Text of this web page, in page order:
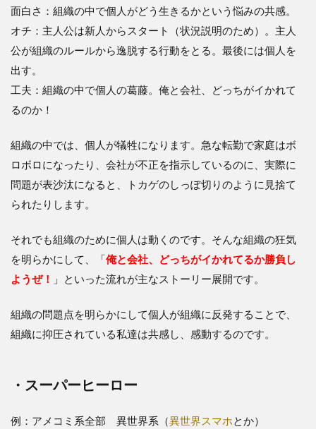
面白さ：組織の中で個人がどう生きるかという悩みの共感。
オチ：主人公は新人からスタート（状況説明のため）。主人
公が組織のルールから逸脱する行動をとる。最後には個人を
出す。
工夫：組織の中で個人の葛藤。俺と会社、どっちがイかれて
るのか！
組織の中では、個人が犠牲になります。急な転勤で家庭はボ
ロボロになったり、会社が不正を指示しているのに、実際に
問題が表沙汰になると、トカゲのしっぽ切りのように見捨て
られたりします。
それでも組織のために個人は動くのです。そんな組織の狂気
を明らかにして、「俺と会社、どっちがイかれてるか勝負し
ようぜ！
」といった流れが主なストーリー展開です。
組織の問題点を明らかにして個人が組織に反発することで、
組織に抑圧されている私達は共感し、感動するのです。
・スーパーヒーロー
例：アメコミ系全部 異世界系（異世界スマホとか）